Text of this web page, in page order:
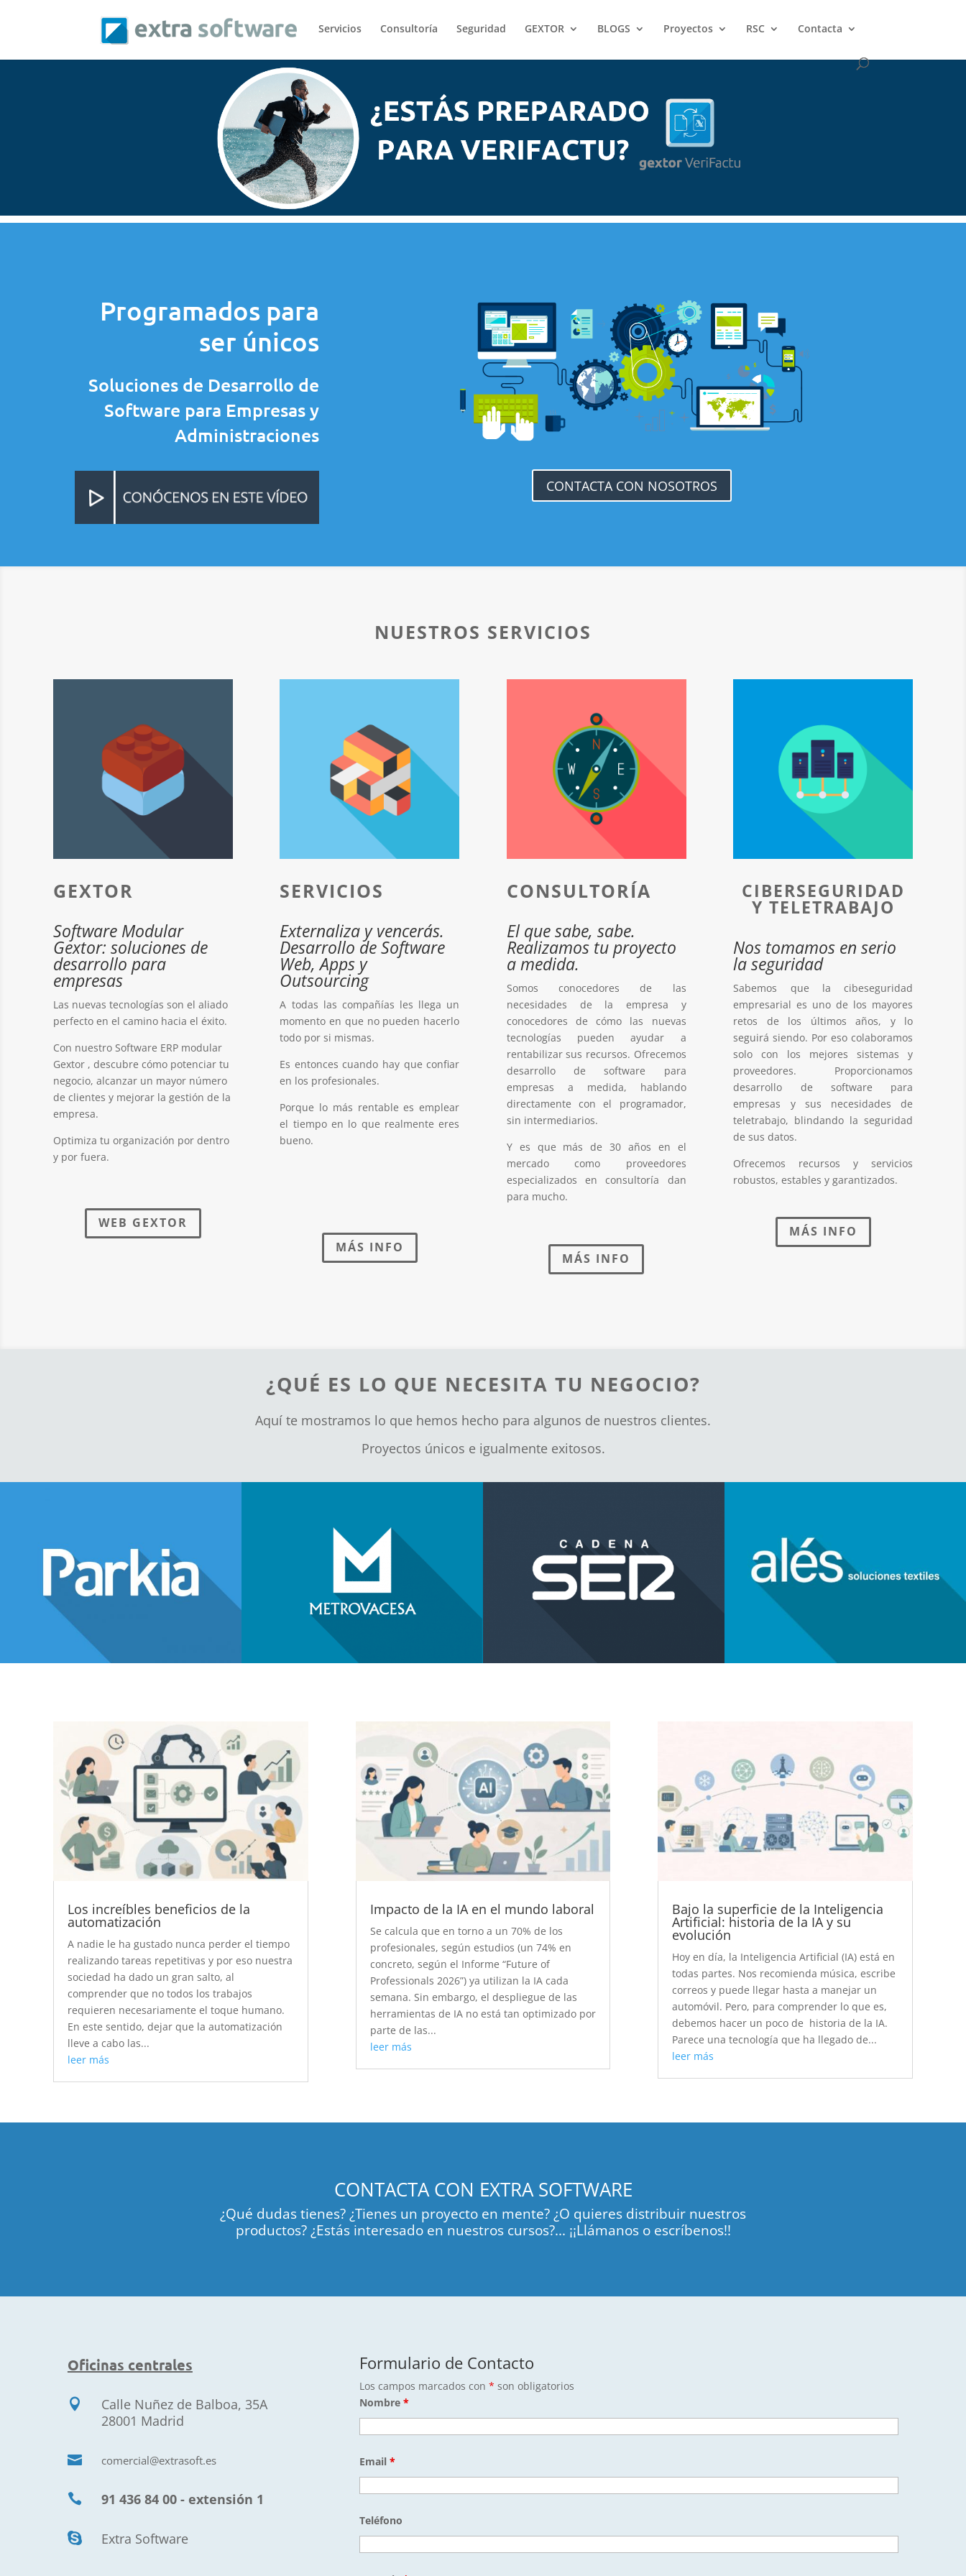
Servicios Consultoría Seguridad GEXTOR BLOGS Proyectos RSC Contacta
Programados para
ser únicos
Soluciones de Desarrollo de
Software para Empresas y
Administraciones
CONTACTA CON NOSOTROS
NUESTROS SERVICIOS
GEXTOR
Software Modular
Gextor: soluciones de
desarrollo para
empresas
Las nuevas tecnologías son el aliado
perfecto en el camino hacia el éxito.
Con nuestro Software ERP modular
Gextor , descubre cómo potenciar tu
negocio, alcanzar un mayor número
de clientes y mejorar la gestión de la
empresa.
Optimiza tu organización por dentro
y por fuera.
WEB GEXTOR
SERVICIOS
Externaliza y vencerás.
Desarrollo de Software
Web, Apps y
Outsourcing
A todas las compañías les llega un
momento en que no pueden hacerlo
todo por si mismas.
Es entonces cuando hay que confiar
en los profesionales.
Porque lo más rentable es emplear
el tiempo en lo que realmente eres
bueno.
MÁS INFO
CONSULTORÍA
El que sabe, sabe.
Realizamos tu proyecto
a medida.
Somos conocedores de las
necesidades de la empresa y
conocedores de cómo las nuevas
tecnologías pueden ayudar a
rentabilizar sus recursos. Ofrecemos
desarrollo de software para
empresas a medida, hablando
directamente con el programador,
sin intermediarios.
Y es que más de 30 años en el
mercado como proveedores
especializados en consultoría dan
para mucho.
MÁS INFO
CIBERSEGURIDAD
Y TELETRABAJO
Nos tomamos en serio
la seguridad
Sabemos que la cibeseguridad
empresarial es uno de los mayores
retos de los últimos años, y lo
seguirá siendo. Por eso colaboramos
solo con los mejores sistemas y
proveedores. Proporcionamos
desarrollo de software para
empresas y sus necesidades de
teletrabajo, blindando la seguridad
de sus datos.
Ofrecemos recursos y servicios
robustos, estables y garantizados.
MÁS INFO
¿QUÉ ES LO QUE NECESITA TU NEGOCIO?
Aquí te mostramos lo que hemos hecho para algunos de nuestros clientes.
Proyectos únicos e igualmente exitosos.
Los increíbles beneficios de la
automatización
A nadie le ha gustado nunca perder el tiempo
realizando tareas repetitivas y por eso nuestra
sociedad ha dado un gran salto, al
comprender que no todos los trabajos
requieren necesariamente el toque humano.
En este sentido, dejar que la automatización
lleve a cabo las...
leer más
Impacto de la IA en el mundo laboral
Se calcula que en torno a un 70% de los
profesionales, según estudios (un 74% en
concreto, según el Informe “Future of
Professionals 2026”) ya utilizan la IA cada
semana. Sin embargo, el despliegue de las
herramientas de IA no está tan optimizado por
parte de las...
leer más
Bajo la superficie de la Inteligencia
Artificial: historia de la IA y su
evolución
Hoy en día, la Inteligencia Artificial (IA) está en
todas partes. Nos recomienda música, escribe
correos y puede llegar hasta a manejar un
automóvil. Pero, para comprender lo que es,
debemos hacer un poco de historia de la IA.
Parece una tecnología que ha llegado de...
leer más
CONTACTA CON EXTRA SOFTWARE
¿Qué dudas tienes? ¿Tienes un proyecto en mente? ¿O quieres distribuir nuestros
productos? ¿Estás interesado en nuestros cursos?... ¡¡Llámanos o escríbenos!!
Oficinas centrales

Calle Nuñez de Balboa, 35A
28001 Madrid
 comercial@extrasoft.es
 91 436 84 00 - extensión 1
 Extra Software
Formulario de Contacto
Los campos marcados con* son obligatorios
Nombre*
Email*
Teléfono